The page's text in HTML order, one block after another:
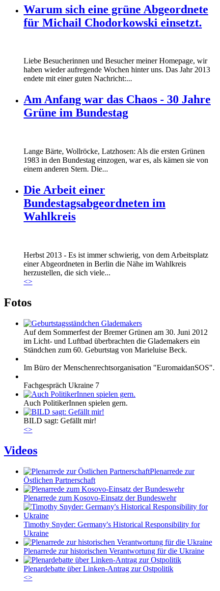
Warum sich eine grüne Abgeordnete
für Michail Chodorkowski einsetzt.
Liebe Besucherinnen und Besucher meiner Homepage, wir
haben wieder aufregende Wochen hinter uns. Das Jahr 2013
endete mit einer guten Nachricht:...
Am Anfang war das Chaos - 30 Jahre
Grüne im Bundestag
Lange Bärte, Wollröcke, Latzhosen: Als die ersten Grünen
1983 in den Bundestag einzogen, war es, als kämen sie von
einem anderen Stern. Die...
Die Arbeit einer
Bundestagsabgeordneten im
Wahlkreis
Marie_und_Wahlkreis.jpg
Marie_und_Wahlkreis.jpg
Herbst 2013 - Es ist immer schwierig, von dem Arbeitsplatz
einer Abgeordneten in Berlin die Nähe im Wahlkreis
herzustellen, die sich viele...
<>
Fotos
Auf dem Sommerfest der Bremer Grünen am 30. Juni 2012
im Licht- und Luftbad überbrachten die Glademakers ein
Ständchen zum 60. Geburtstag von Marieluise Beck.
Im Büro der Menschenrechtsorganisation "EuromaidanSOS".
Fachgespräch Ukraine 7
Auch PolitikerInnen spielen gern.
BILD sagt: Gefällt mir!
<>
Videos
Plenarrede zur
Östlichen Partnerschaft
Plenarrede zum Kosovo-Einsatz der Bundeswehr
Timothy Snyder: Germany's Historical Responsibility for
Ukraine
Plenarrede zur historischen Verantwortung für die Ukraine
Plenardebatte über Linken-Antrag zur Ostpolitik
<>